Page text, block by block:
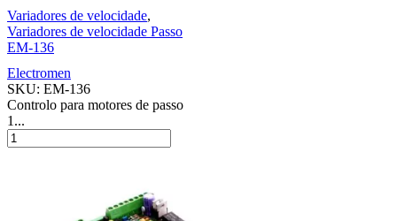
Variadores de velocidade,
Variadores de velocidade Passo
EM-136
Electromen
SKU: EM-136
Controlo para motores de passo
1...